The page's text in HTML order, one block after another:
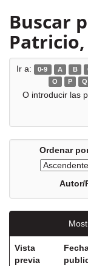
Buscar
Ir a: 0-9 A B
O
P Q
O introducir las
Ordenar
Autor/
Vista
previa